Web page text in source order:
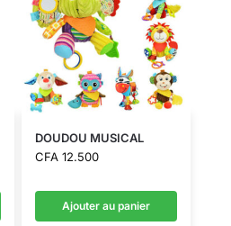
DOUDOU MUSICAL
CFA12.500
Ajouter au panier